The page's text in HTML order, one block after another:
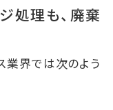
処理も、廃棄
業界では次のよう